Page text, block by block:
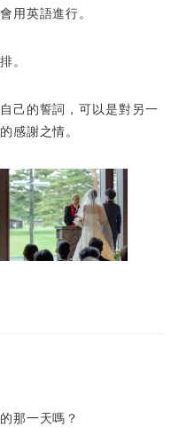
用英語進行。
。
己的誓詞，可以是對另一
感謝之情。
那一天嗎？